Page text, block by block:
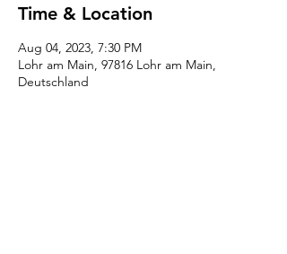
Time & Location
Aug 04, 2023, 7:30 PM
Lohr am Main, 97816 Lohr am Main,
Deutschland